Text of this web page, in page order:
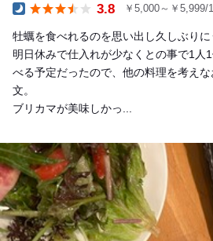
3.8 ￥5,000～￥5,999/
牡蠣を食べれるのを思い出し久しぶりに
明日休みで仕入れが少なくとの事で1人
べる予定だったので、他の料理を考え
文。
ブリカマが美味しかっ...